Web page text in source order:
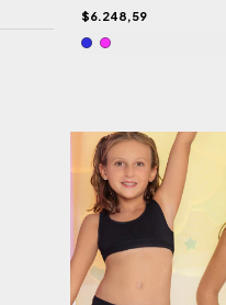
$6.248,59